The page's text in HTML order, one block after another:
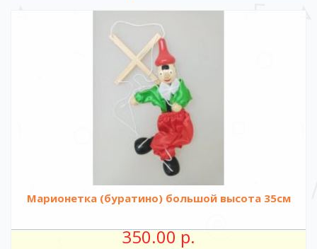
Марионетка (буратино) большой высота 35см
350.00 р.